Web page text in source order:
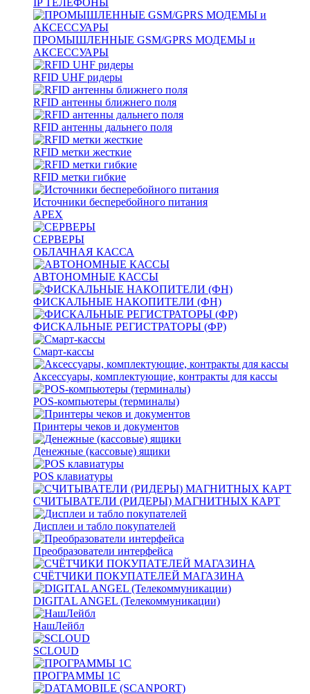
IP ТЕЛЕФОНЫ
ПРОМЫШЛЕННЫЕ GSM/GPRS МОДЕМЫ и
АКСЕССУАРЫ
RFID UHF ридеры
RFID антенны ближнего поля
RFID антенны дальнего поля
RFID метки жесткие
RFID метки гибкие
Источники бесперебойного питания
APEX
СЕРВЕРЫ
ОБЛАЧНАЯ КАССА
АВТОНОМНЫЕ КАССЫ
ФИСКАЛЬНЫЕ НАКОПИТЕЛИ (ФН)
ФИСКАЛЬНЫЕ РЕГИСТРАТОРЫ (ФР)
Смарт-кассы
Аксессуары, комплектующие, контракты для кассы
POS-компьютеры (терминалы)
Принтеры чеков и документов
Денежные (кассовые) ящики
POS клавиатуры
СЧИТЫВАТЕЛИ (РИДЕРЫ) МАГНИТНЫХ КАРТ
Дисплеи и табло покупателей
Преобразователи интерфейса
СЧЁТЧИКИ ПОКУПАТЕЛЕЙ МАГАЗИНА
DIGITAL ANGEL (Телекоммуникации)
НашЛейбл
SCLOUD
ПРОГРАММЫ 1С